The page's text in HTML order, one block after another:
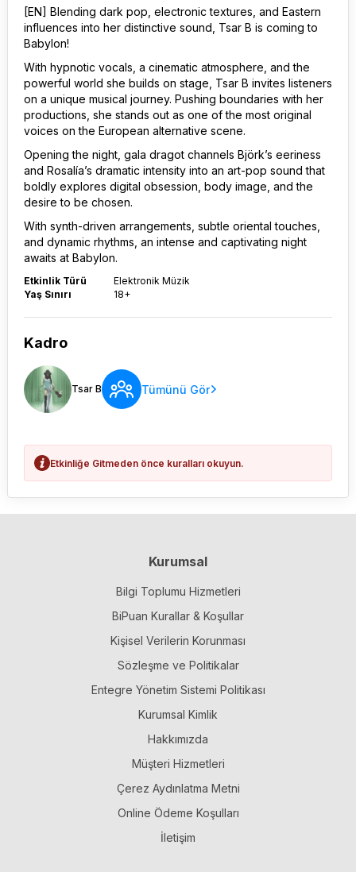
[EN] Blending dark pop, electronic textures, and Eastern
influences into her distinctive sound, Tsar B is coming to
Babylon!
With hypnotic vocals, a cinematic atmosphere, and the
powerful world she builds on stage, Tsar B invites listeners
on a unique musical journey. Pushing boundaries with her
productions, she stands out as one of the most original
voices on the European alternative scene.
Opening the night, gala dragot channels Björk’s eeriness
and Rosalía’s dramatic intensity into an art-pop sound that
boldly explores digital obsession, body image, and the
desire to be chosen.
With synth-driven arrangements, subtle oriental touches,
and dynamic rhythms, an intense and captivating night
awaits at Babylon.
Etkinlik Türü
Elektronik Müzik
Yaş Sınırı
18+
Kadro
Tsar B Tümünü Gör
Etkinliğe Gitmeden önce kuralları okuyun.
Kurumsal
Bilgi Toplumu Hizmetleri
BiPuan Kurallar & Koşullar
Kişisel Verilerin Korunması
Sözleşme ve Politikalar
Entegre Yönetim Sistemi Politikası
Kurumsal Kimlik
Hakkımızda
Müşteri Hizmetleri
Çerez Aydınlatma Metni
Online Ödeme Koşulları
İletişim